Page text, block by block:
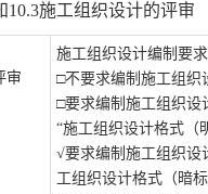
10.3施工组织设计的评审
审
施工组织设计编制要求
□不要求编制施工组织
□要求编制施工组织设
“施工组织设计格式 （
√要求编制施工组织设
工组织设计格式 （暗